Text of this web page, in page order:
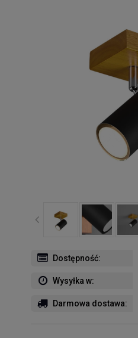
Dostępność:
Wysyłka w:
Darmowa dostawa: